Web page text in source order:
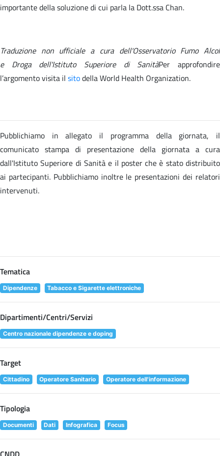
importante della soluzione di cui parla la Dott.ssa Chan.
Traduzione non ufficiale a cura dell'Osservatorio Fumo Alcol
e Droga dell'Istituto Superiore di SanitàPer approfondire
l’argomento visita il sitodellaWorld Health Organization.
Pubblichiamo in allegato il programma della giornata, il
comunicato stampa di presentazione della giornata a cura
dall'Istituto Superiore di Sanità e il poster che è stato distribuito
ai partecipanti. Pubblichiamo inoltre le presentazioni dei relatori
intervenuti.
Tematica
Dipendenze Tabacco e Sigarette elettroniche
Dipartimenti/Centri/Servizi
Centro nazionale dipendenze e doping
Target
Cittadino Operatore Sanitario Operatore dell'informazione
Tipologia
Documenti Dati Infografica Focus